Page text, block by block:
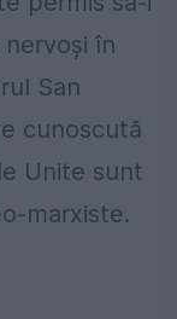
nervoși în
San
cunoscută
Unite sunt
marxiste.